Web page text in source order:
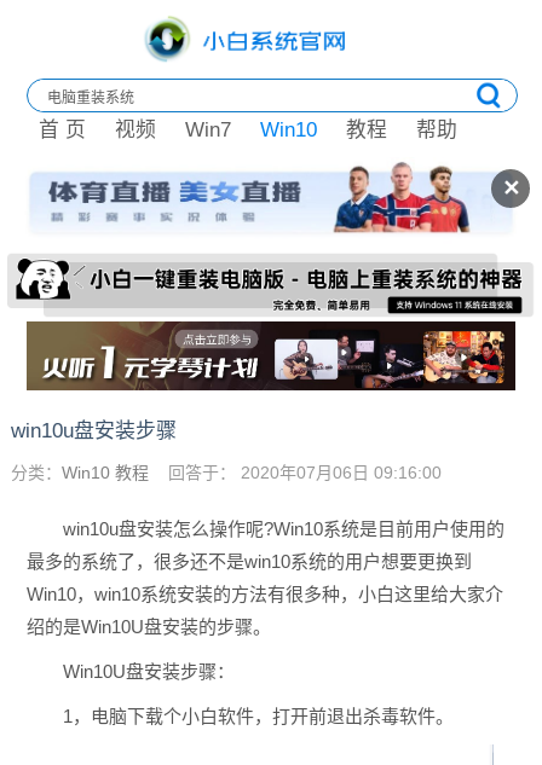
✕
首 页 视频 Win7 Win10 教程 帮助
win10u盘安装步骤
分类： Win10 教程 回答于： 2020年07月06日 09:16:00
win10u盘安装怎么操作呢?Win10系统是目前用户使用的
最多的系统了，很多还不是win10系统的用户想要更换到
Win10，win10系统安装的方法有很多种，小白这里给大家介
绍的是Win10U盘安装的步骤。
Win10U盘安装步骤：
1，电脑下载个小白软件，打开前退出杀毒软件。